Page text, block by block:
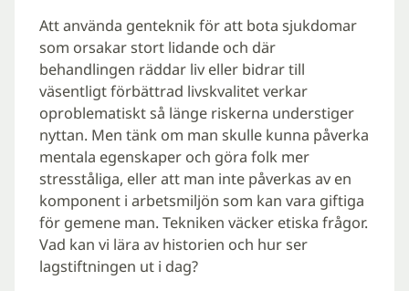
Att använda genteknik för att bota sjukdomar
som orsakar stort lidande och där
behandlingen räddar liv eller bidrar till
väsentligt förbättrad livskvalitet verkar
oproblematiskt så länge riskerna understiger
nyttan. Men tänk om man skulle kunna påverka
mentala egenskaper och göra folk mer
stresståliga, eller att man inte påverkas av en
komponent i arbetsmiljön som kan vara giftiga
för gemene man. Tekniken väcker etiska frågor.
Vad kan vi lära av historien och hur ser
lagstiftningen ut i dag?